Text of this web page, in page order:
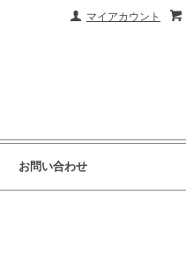
マイアカウント
お問い合わせ